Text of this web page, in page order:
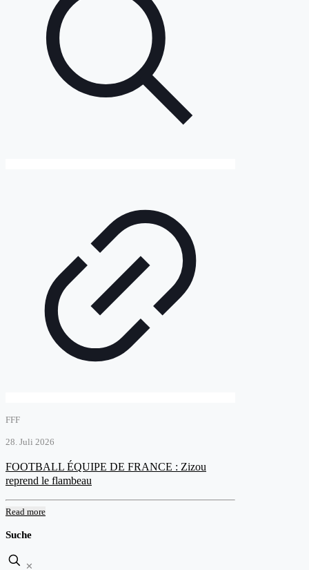
FFF
28. Juli 2026
FOOTBALL ÉQUIPE DE FRANCE : Zizou
reprend le flambeau
Read more
Suche
✕